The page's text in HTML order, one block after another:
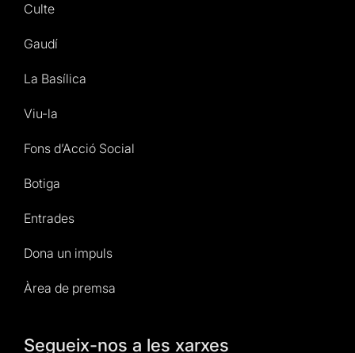
Culte
Gaudí
La Basílica
Viu-la
Fons d’Acció Social
Botiga
Entrades
Dona un impuls
Àrea de premsa
Segueix-nos a les xarxes